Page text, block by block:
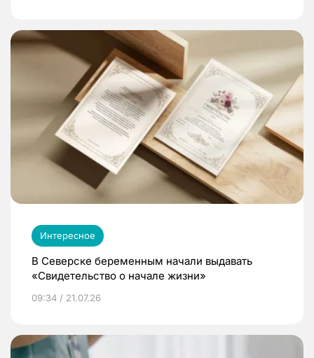
Интересное
В Северске беременным начали выдавать
«Свидетельство о начале жизни»
09:34 / 21.07.26